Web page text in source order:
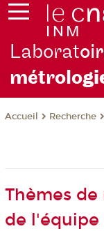
Laborat
métrolo
Accueil Recherche
Thèmes
de l'équipe